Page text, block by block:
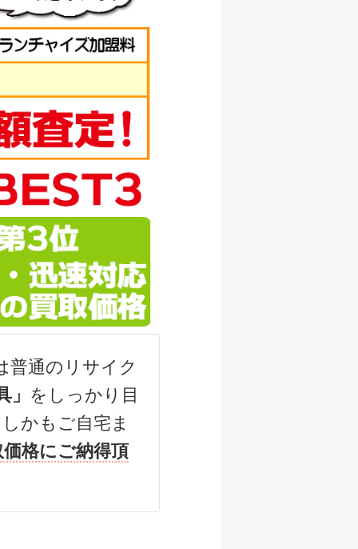
円
05
07/05
円
07/05
円
07/05
円
07/05
円
円
05
円
07/05
06/06
普通のリサイク
をしっかり目
かもご自宅ま
格にご納得頂